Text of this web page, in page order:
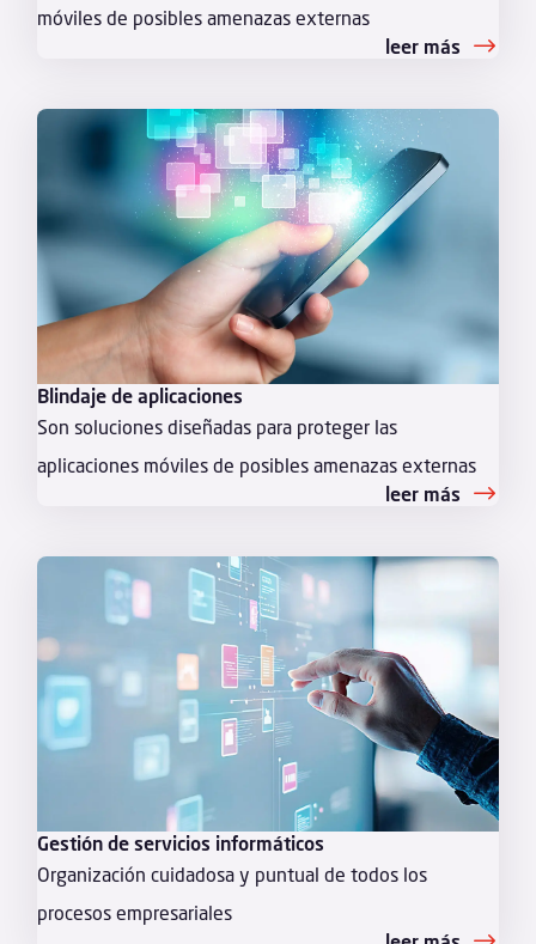
móviles de posibles amenazas externas
leer más
Blindaje de aplicaciones
Son soluciones diseñadas para proteger las
aplicaciones móviles de posibles amenazas externas
leer más
Gestión de servicios informáticos
Organización cuidadosa y puntual de todos los
procesos empresariales